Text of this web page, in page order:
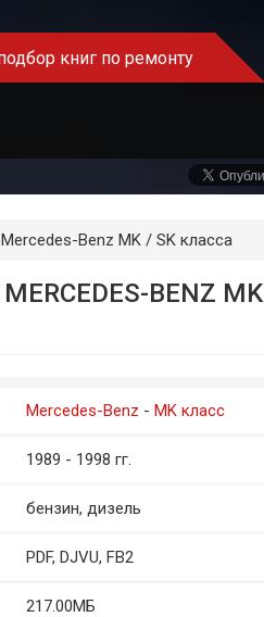
книг по ремонту
Benz MK / SK класса
BENZ MK
Mercedes-Benz -MK класс
1989 - 1998 гг.
бензин, дизель
PDF, DJVU, FB2
217.00МБ